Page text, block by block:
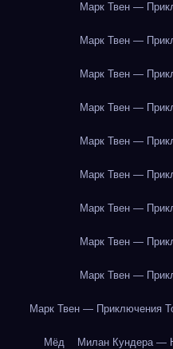
Марк Твен —
Марк Твен —
Марк Твен —
Марк Твен —
Марк Твен —
Марк Твен —
Марк Твен —
Марк Твен —
Марк Твен —
Марк Твен — Приключения
Мёд Милан Кундера —